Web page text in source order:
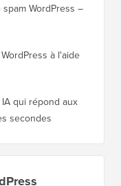
WordPress –
à l'aide
qui répond aux
secondes